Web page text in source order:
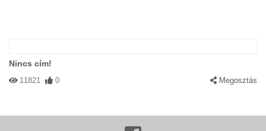
Nincs cím!
11821 0 Megosztás